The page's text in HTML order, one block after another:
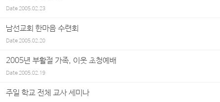
Date2005.02.23
남선교회 한마음 수련회
Date2005.02.20
2005년 부활절 가족, 이웃 초청예배
Date2005.02.19
주일 학교 전체 교사 세미나